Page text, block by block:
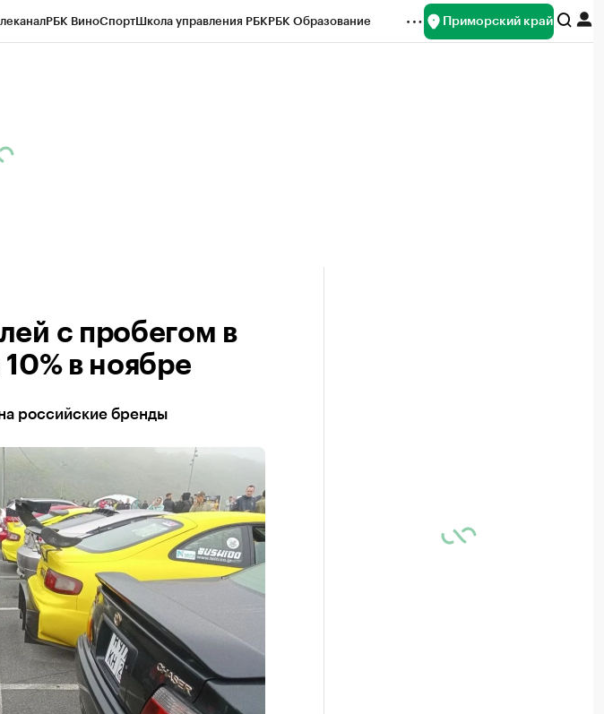
РБК ВиноСпортШкола управления РБКРБК Образование Приморский край
с пробегом в
в ноябре
российские бренды